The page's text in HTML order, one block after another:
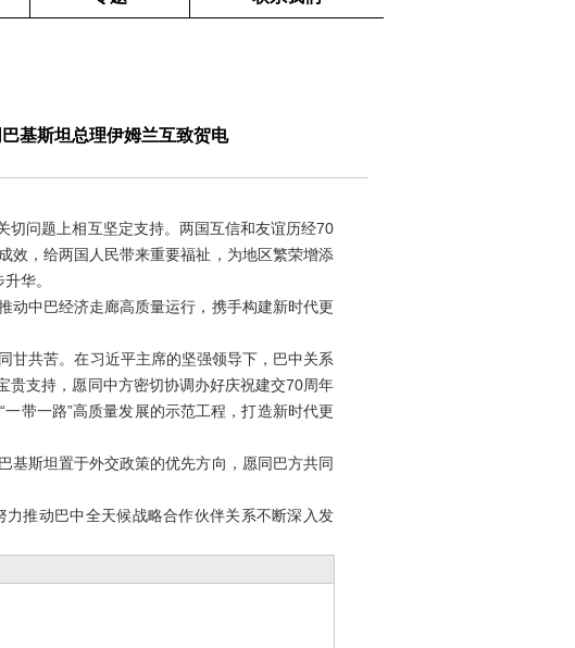
基斯坦总理伊姆兰互致贺电
问题上相互坚定支持。两国互信和友谊历经70
效，给两国人民带来重要福祉，为地区繁荣增添
华。
中巴经济走廊高质量运行，携手构建新时代更
共苦。在习近平主席的坚强领导下，巴中关系
贵支持，愿同中方密切协调办好庆祝建交70周年
带一路”高质量发展的示范工程，打造新时代更
斯坦置于外交政策的优先方向，愿同巴方共同
推动巴中全天候战略合作伙伴关系不断深入发